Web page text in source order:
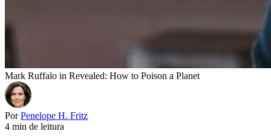
Mark Ruffalo in Revealed: How to Poison a Planet
Por Penelope H. Fritz
4 min de leitura